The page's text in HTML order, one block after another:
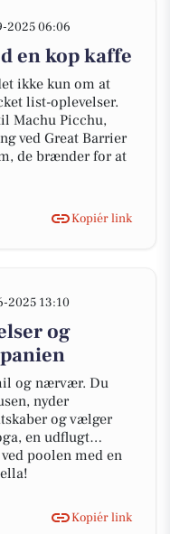
2025 06:06
en kop kaffe
ikke kun om at
list-oplevelser.
Machu Picchu,
ved Great Barrier
de brænder for at
Kopiér link
2025 13:10
og
og nærvær. Du
nyder
og vælger
en udflugt…
poolen med en
Kopiér link